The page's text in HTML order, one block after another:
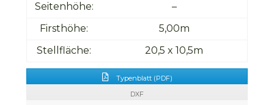
Seitenhöhe:
–
Firsthöhe:
5,00m
Stellfläche:
20,5 x 10,5m
Typenblatt (PDF)
DXF